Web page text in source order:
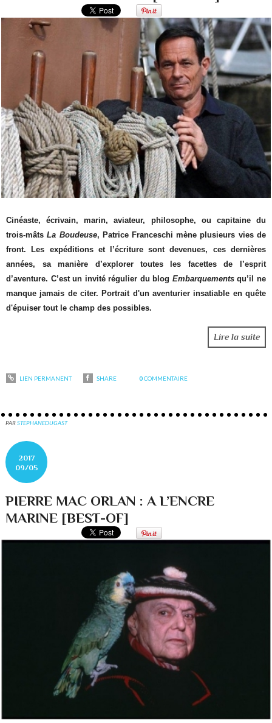
Cinéaste, écrivain, marin, aviateur, philosophe, ou capitaine du
trois-mâtsLa Boudeuse, Patrice Franceschi mène plusieurs vies de
front. Les expéditions et l’écriture sont devenues, ces dernières
années, sa manière d’explorer toutes les facettes de l’esprit
d’aventure. C’est un invité régulier du blog Embarquementsqu’il ne
manque jamais de citer. Portrait d'un aventurier insatiable en quête
d'épuiser tout le champ des possibles.
Lire la suite
LIEN PERMANENT SHARE 0 COMMENTAIRE
PARSTEPHANEDUGAST
2017
09/05
PIERRE MAC ORLAN : A L’ENCRE
MARINE [BEST-OF]